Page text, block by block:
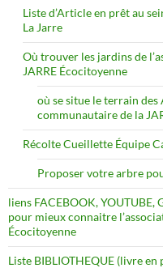
Liste d’Article en prêt au
La Jarre
Où trouver les jardins de
JARRE Écocitoyenne
où se situe le terrain
communautaire de la
Récolte Cueillette Équipe
Proposer votre arbre
liens FACEBOOK, YOUTUBE,
pour mieux connaitre
Écocitoyenne
Liste BIBLIOTHEQUE (livre en